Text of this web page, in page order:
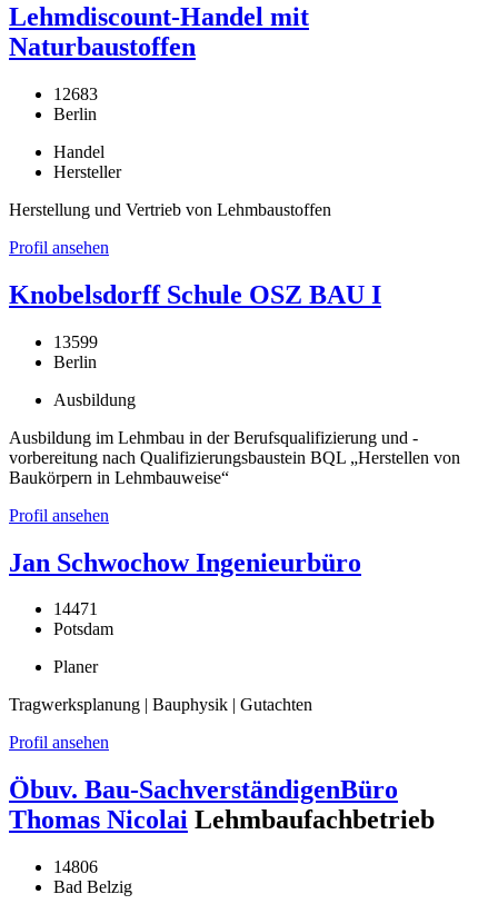
Lehmdiscount-Handel mit
Naturbaustoffen
12683
Berlin
Handel
Hersteller
Herstellung und Vertrieb von Lehmbaustoffen
Profil ansehen
Knobelsdorff Schule OSZ BAU I
13599
Berlin
Ausbildung
Ausbildung im Lehmbau in der Berufsqualifizierung und -
vorbereitung nach Qualifizierungsbaustein BQL „Herstellen von
Baukörpern in Lehmbauweise“
Profil ansehen
Jan Schwochow Ingenieurbüro
14471
Potsdam
Planer
Tragwerksplanung | Bauphysik | Gutachten
Profil ansehen
Öbuv. Bau-SachverständigenBüro
Thomas Nicolai Lehmbaufachbetrieb
14806
Bad Belzig